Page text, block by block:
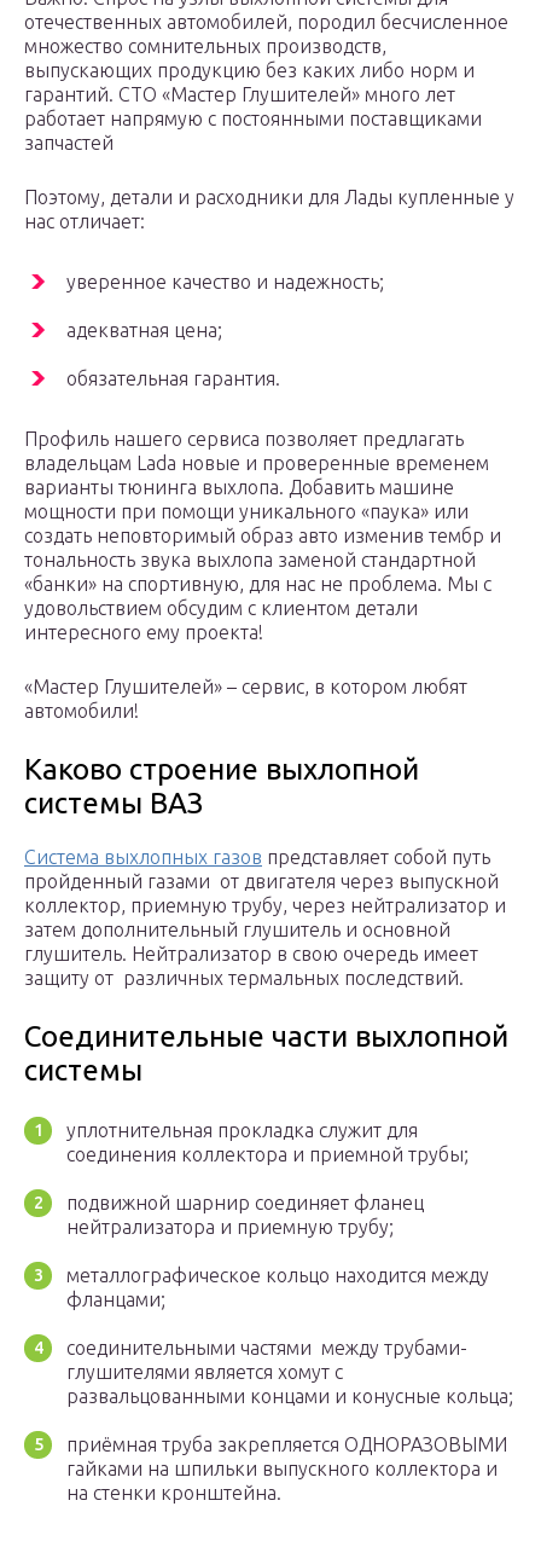
отечественных автомобилей, породил бесчисленное
множество сомнительных производств,
выпускающих продукцию без каких либо норм и
гарантий. СТО «Мастер Глушителей» много лет
работает напрямую с постоянными поставщиками
запчастей
Поэтому, детали и расходники для Лады купленные у
нас отличает:
уверенное качество и надежность;
адекватная цена;
обязательная гарантия.
Профиль нашего сервиса позволяет предлагать
владельцам Lada новые и проверенные временем
варианты тюнинга выхлопа. Добавить машине
мощности при помощи уникального «паука» или
создать неповторимый образ авто изменив тембр и
тональность звука выхлопа заменой стандартной
«банки» на спортивную, для нас не проблема. Мы с
удовольствием обсудим с клиентом детали
интересного ему проекта!
«Мастер Глушителей» – сервис, в котором любят
автомобили!
Каково строение выхлопной
системы ВАЗ
Система выхлопных газов представляет собой путь
пройденный газами от двигателя через выпускной
коллектор, приемную трубу, через нейтрализатор и
затем дополнительный глушитель и основной
глушитель. Нейтрализатор в свою очередь имеет
защиту от различных термальных последствий.
Соединительные части выхлопной
системы
уплотнительная прокладка служит для
соединения коллектора и приемной трубы;
подвижной шарнир соединяет фланец
нейтрализатора и приемную трубу;
металлографическое кольцо находится между
фланцами;
соединительными частями между трубами-
глушителями является хомут с
развальцованными концами и конусные кольца;
приёмная труба закрепляется ОДНОРАЗОВЫМИ
гайками на шпильки выпускного коллектора и
на стенки кронштейна.